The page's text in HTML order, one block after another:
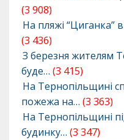
(3 908)
На пляжі “Циганка”
(3 436)
З березня жителям
буде… (3 415)
На Тернопільщині
пожежа на… (3 363)
На Тернопільщині
будинку… (3 347)